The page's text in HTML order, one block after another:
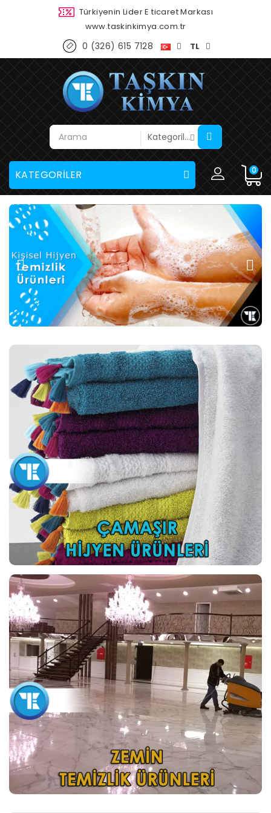
Türkiyenin Lider E ticaret Markası
www.taskinkimya.com.tr
0 (326) 615 7128 TL
0
KATEGORİLER